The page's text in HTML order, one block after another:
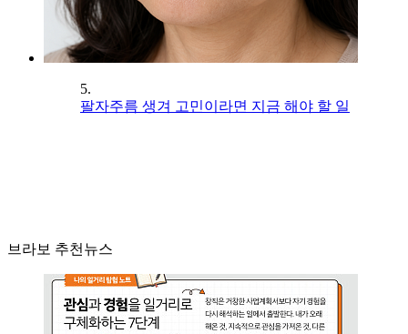
5.
팔자주름 생겨 고민이라면 지금 해야 할 일
브라보 추천뉴스